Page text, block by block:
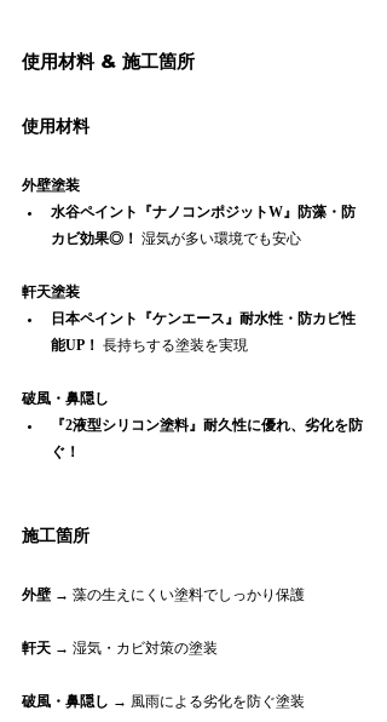
使用材料 & 施工箇所
使用材料
外壁塗装
水谷ペイント『ナノコンポジットW』防藻・防
カビ効果◎！
湿気が多い環境でも安心
軒天塗装
日本ペイント『ケンエース』耐水性・防カビ性
能UP！
長持ちする塗装を実現
破風・鼻隠し
『2液型シリコン塗料』耐久性に優れ、劣化を防
ぐ！
施工箇所
外壁 → 藻の生えにくい塗料でしっかり保護
軒天 → 湿気・カビ対策の塗装
破風・鼻隠し → 風雨による劣化を防ぐ塗装